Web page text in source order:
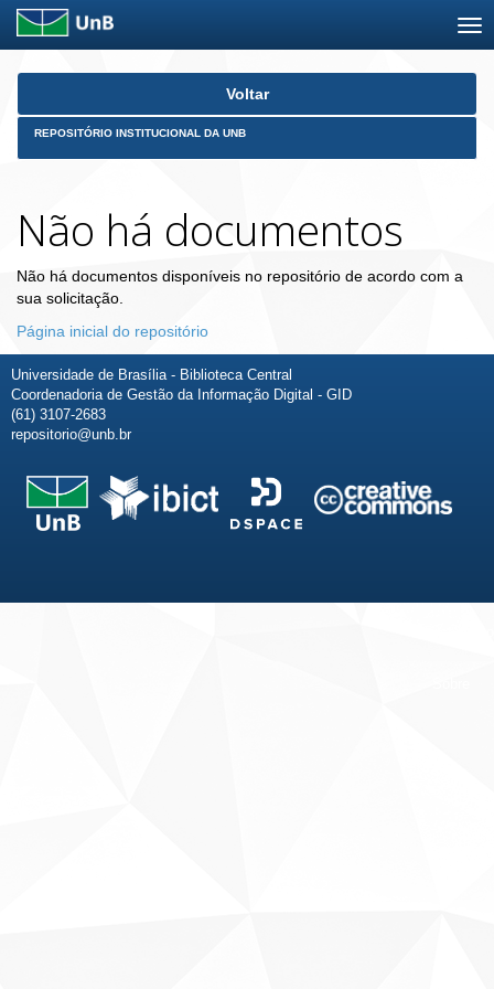
Skip
Voltar
REPOSITÓRIO INSTITUCIONAL DA UNB
Não há documentos
Não há documentos disponíveis no repositório de acordo com a
sua solicitação.
Página inicial do repositório
Universidade de Brasília - Biblioteca Central
Coordenadoria de Gestão da Informação Digital - GID
(61) 3107-2683
repositorio@unb.br